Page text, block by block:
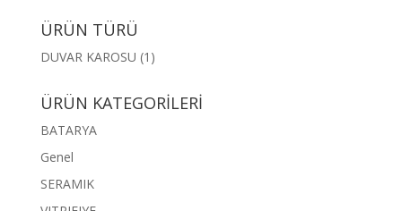
ÜRÜN TÜRÜ
DUVAR KAROSU (1)
ÜRÜN KATEGORİLERİ
BATARYA
Genel
SERAMIK